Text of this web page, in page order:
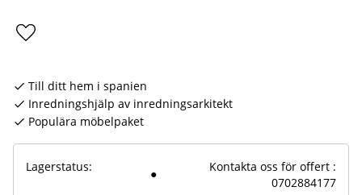
Lägg till i favoriter
Till ditt hem i spanien
Inredningshjälp av inredningsarkitekt
Populära möbelpaket
Lagerstatus
Kontakta oss för offert :
0702884177